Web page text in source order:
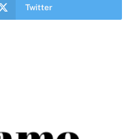
Twitter